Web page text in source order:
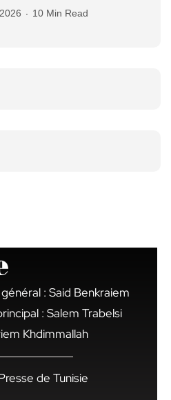
10 Min Read
: Said Benkraiem
: Salem Trabelsi
Khdimmallah
de Tunisie